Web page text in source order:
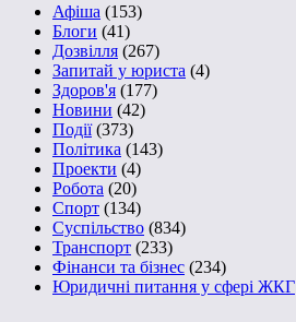
Афіша (153)
Блоги (41)
Дозвілля (267)
Запитай у юриста (4)
Здоров'я (177)
Новини (42)
Події(373)
Політика (143)
Проекти (4)
Робота (20)
Спорт (134)
Суспільство (834)
Транспорт (233)
Фінанси та бізнес (234)
Юридичні питання у сфері ЖКГ